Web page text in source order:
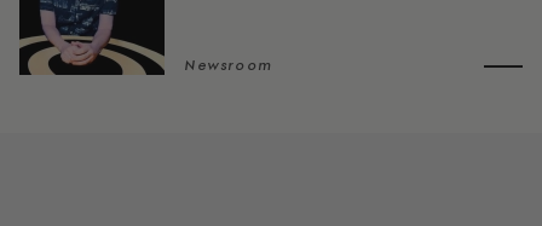
Newsroom